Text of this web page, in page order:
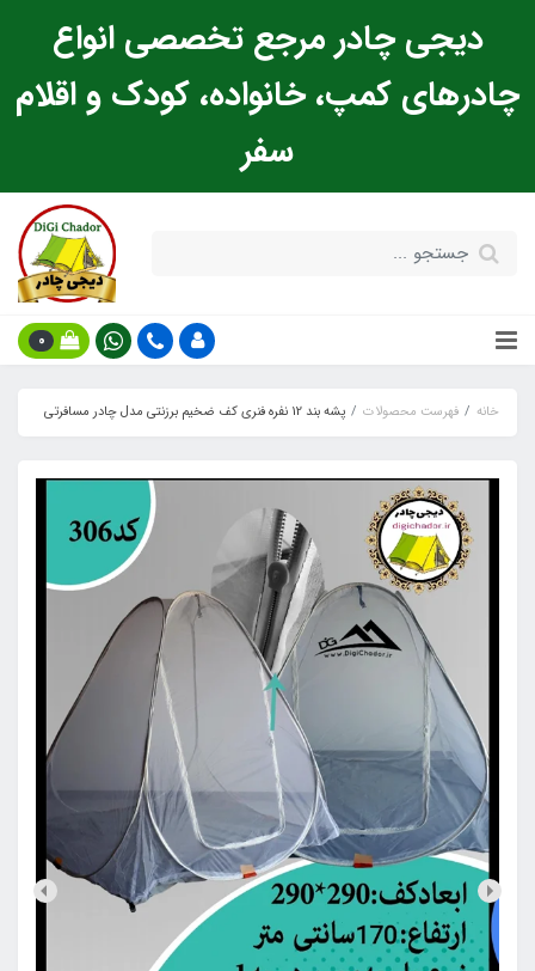
دیجی چادر مرجع تخصصی انواع
چادرهای کمپ، خانواده، کودک و اقلام
سفر
0
خانه فهرست محصولات پشه‌ بند 12 نفره فنری کف ضخیم برزنتی مدل چادر مسافرتی